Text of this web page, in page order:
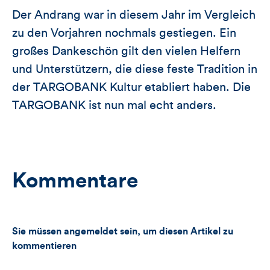
Der Andrang war in diesem Jahr im Vergleich
zu den Vorjahren nochmals gestiegen. Ein
großes Dankeschön gilt den vielen Helfern
und Unterstützern, die diese feste Tradition in
der TARGOBANK Kultur etabliert haben. Die
TARGOBANK ist nun mal echt anders.
Kommentare
Sie müssen angemeldet sein, um diesen Artikel zu
kommentieren